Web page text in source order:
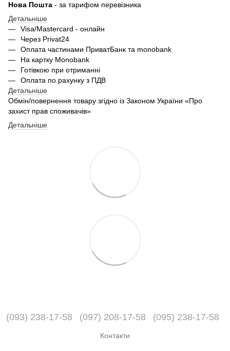
Нова Пошта - за тарифом перевізника
Детальніше
Visa/Mastercard - онлайн
Через Privat24
Оплата частинами ПриватБанк та monobank
На картку Monobank
Готівкою при отриманні
Оплата по рахунку з ПДВ
Детальніше
Обмін/повернення товару згідно із Законом України «Про
захист прав споживачів»
Детальніше
(093) 238-17-58 (097) 208-17-58 (095) 238-17-58
Контакти